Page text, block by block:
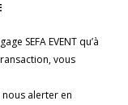
SEFA EVENT qu’à
vous
alerter en